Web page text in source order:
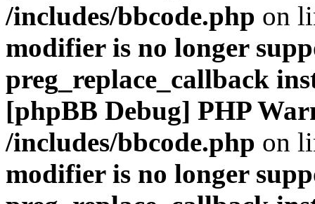
/includes/bbcode.php on
modifier is no longer
preg_replace_callback
[phpBB Debug] PHP
/includes/bbcode.php on
modifier is no longer